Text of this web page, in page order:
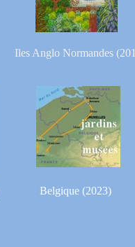
Iles Anglo Normandes
Belgique (2023)